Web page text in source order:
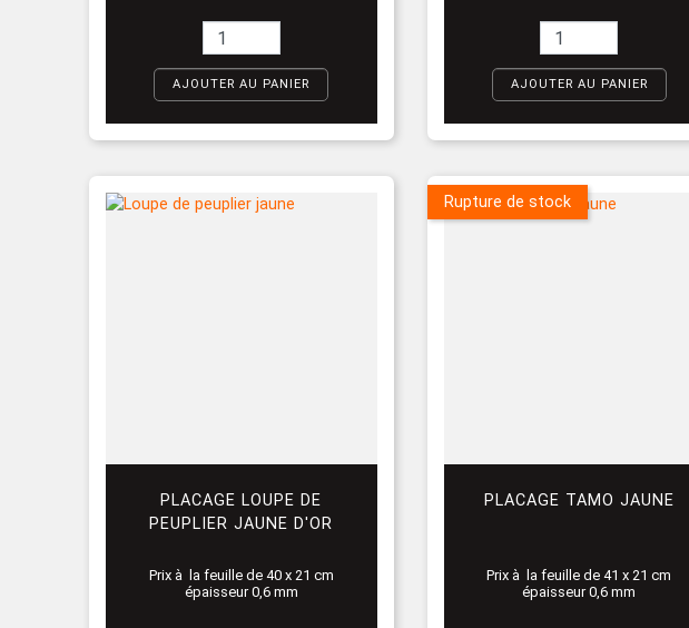
AJOUTER AU PANIER AJOUTER AU PANIER
PLACAGE LOUPE DE
PEUPLIER JAUNE D'OR
Prix à la feuille de 40 x 21 cm
épaisseur 0,6 mm
PLACAGE TAMO JAUNE
Prix à la feuille de 41 x 21 cm
épaisseur 0,6 mm
Rupture de stock